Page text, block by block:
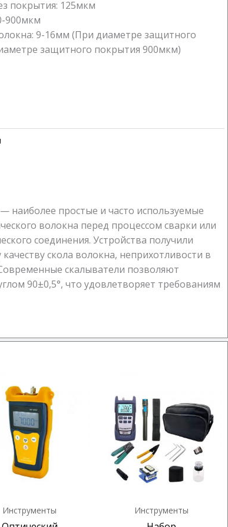
покрытия: 125мкм
900мкм
9-16мм (При диаметре защитного
защитного покрытия 900мкм)
наиболее простые и часто используемые
волокна перед процессом сварки или
соединения. Устройства получили
скола волокна, неприхотливости в
скалыватели позволяют
90±0,5°, что удовлетворяет требованиям
Инструменты Инструменты